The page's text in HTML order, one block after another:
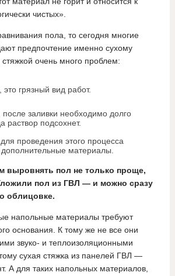
чистых».
пола, то сегодня многие
предпочтение именно сухому
очень много проблем:
грязный вид работ.
после заливки необходимо долго
раствор подсохнет.
проведения этого процесса
материалы.
выровнять пол не только проще,
пол из ГВЛ — и можно сразу
облицовке.
напольные материалы требуют
основания. К тому же не все они
звуко- и теплоизоляционными
сухая стяжка из панелей ГВЛ —
А для таких напольных материалов,